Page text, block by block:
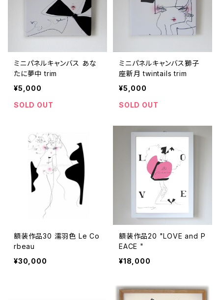
ミニパネルキャンバス あな
たに夢中 trim
¥5,000
SOLD OUT
ミニパネルキャンバス獅子
座新月 twintails trim
¥5,000
SOLD OUT
額装作品30 濡羽色 Le Co
rbeau
¥30,000
額装作品20 "LOVE and P
EACE "
¥18,000